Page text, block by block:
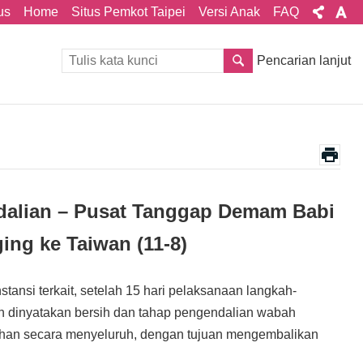
Home Situs Pemkot Taipei Versi Anak FAQ
Pencarian lanjut
– Pusat Tanggap Demam Babi
ke Taiwan (11-8)
terkait, setelah 15 hari pelaksanaan langkah-
dinyatakan bersih dan tahap pengendalian wabah
secara menyeluruh, dengan tujuan mengembalikan